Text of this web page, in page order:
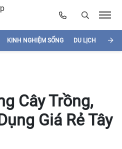
KINH NGHIỆM SỐNG DU LỊCH
Cây Trồng,
Giá Rẻ Tây